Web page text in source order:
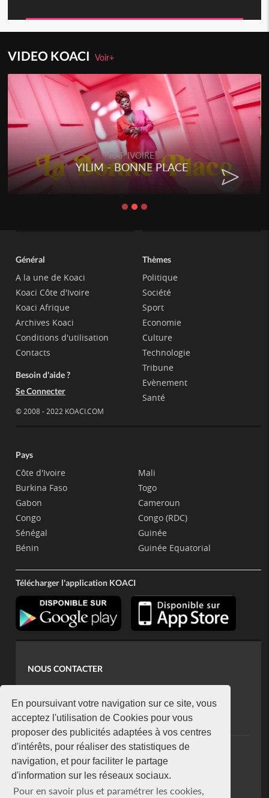
En poursuivant votre navigation sur ce site, vous
acceptez l'utilisation de Cookies pour vous
proposer des publicités adaptées à vos centres
d'intérêts, pour réaliser des statistiques de
navigation, et pour faciliter le partage
d'information sur les réseaux sociaux.
Pour en savoir plus et paramétrer les cookies,
VIDEO KOACIVoir+
RAP IVOIRE
YILIM - BONNE PLACE
Général
A la une de Koaci
Koaci Côte d'Ivoire
Koaci Afrique
Archives Koaci
Conditions d'utilisation
Contacts
Besoin d'aide ?
Se Connecter
© 2008 - 2022 KOACI.COM
Thèmes
Politique
Société
Sport
Economie
Culture
Technologie
Tribune
Evènement
Santé
Pays
Côte d'Ivoire
Burkina Faso
Gabon
Congo
Sénégal
Bénin
Mali
Togo
Cameroun
Congo (RDC)
Guinée
Guinée Equatorial
Télécharger l'application KOACI
NOUS CONTACTER
koaci@yahoo.fr
+225 07 08 85 52 93
NEWSLETTER
Restez connecté via notre newsletter
S'abonner